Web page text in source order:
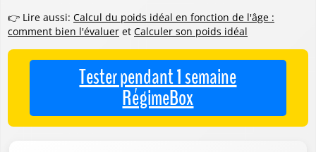
👉 Lire aussi: Calcul du poids idéal en fonction de l'âge :
comment bien l'évaluer et Calculer son poids idéal
Tester pendant 1 semaine
RégimeBox